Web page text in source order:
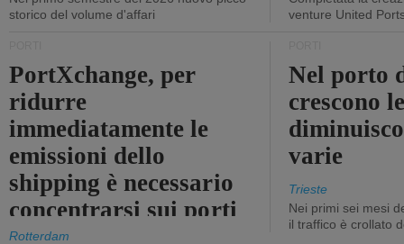
storico del volume d'affari
venture United
PortXchange, per
ridurre
immediatamente le
emissioni dello
shipping è necessario
concentrarsi sui porti
Rotterdam
Nel porto
crescono
varie
Trieste
Nei primi sei mesi
il traffico è crollato